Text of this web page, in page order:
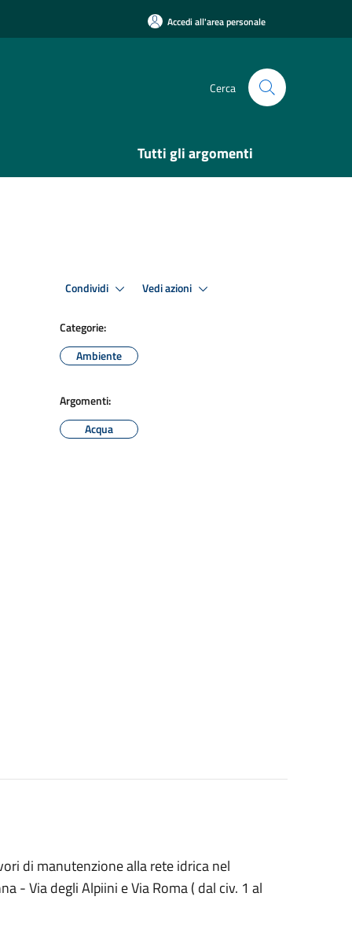
Accedi all'area personale
Cerca
Tutti gli argomenti
Condividi Vedi azioni
Categorie:
Ambiente
Argomenti:
Acqua
di manutenzione alla rete idrica nel
- Via degli Alpiini e Via Roma ( dal civ. 1 al